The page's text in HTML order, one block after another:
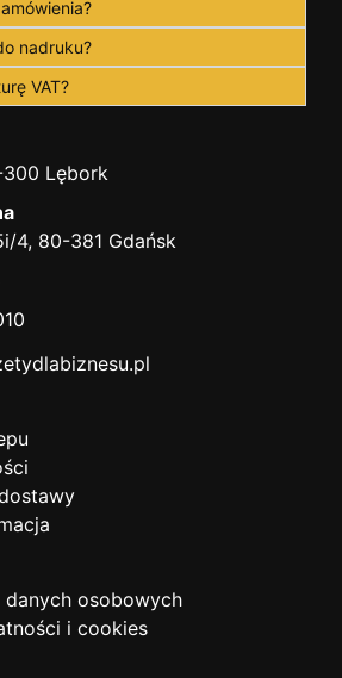
nadruku?
VAT?
300 Lębork
4, 80-381 Gdańsk
danych osobowych
i cookies